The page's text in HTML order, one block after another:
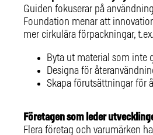
Guiden fokuserar på
Foundation menar att
mer cirkulära förpackningar,
Byta ut material som inte
Designa för
Skapa förutsättningar för
Företagen som leder
Flera företag och varumärken